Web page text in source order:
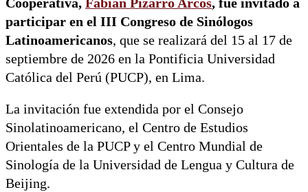
participar en el III Congreso de Sinólogos
Latinoamericanos, que se realizará del 15 al 17 de
septiembre de 2026 en la Pontificia Universidad
Católica del Perú (PUCP), en Lima.
La invitación fue extendida por el Consejo
Sinolatinoamericano, el Centro de Estudios
Orientales de la PUCP y el Centro Mundial de
Sinología de la Universidad de Lengua y Cultura de
Beijing.